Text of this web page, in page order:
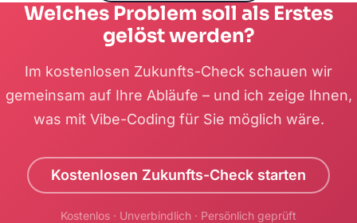
Welches Problem soll als Erstes
gelöst werden?
Im kostenlosen Zukunfts-Check schauen wir
gemeinsam auf Ihre Abläufe – und ich zeige Ihnen,
was mit Vibe-Coding für Sie möglich wäre.
Kostenlosen Zukunfts-Check starten
Kostenlos · Unverbindlich · Persönlich geprüft